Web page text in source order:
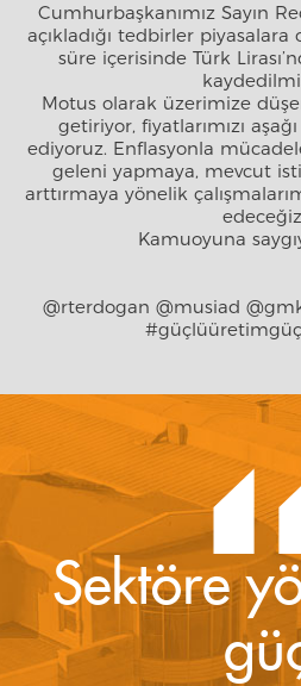
Cumhurbaşkanımız Sayın
açıkladığı tedbirler piyasalara
süre içerisinde Türk
Motus olarak üzerimize
getiriyor, fiyatlarımızı
ediyoruz. Enflasyonla
geleni yapmaya, mevcut
arttırmaya yönelik
Kamuoyuna
@rterdogan @musiad
Sektöre